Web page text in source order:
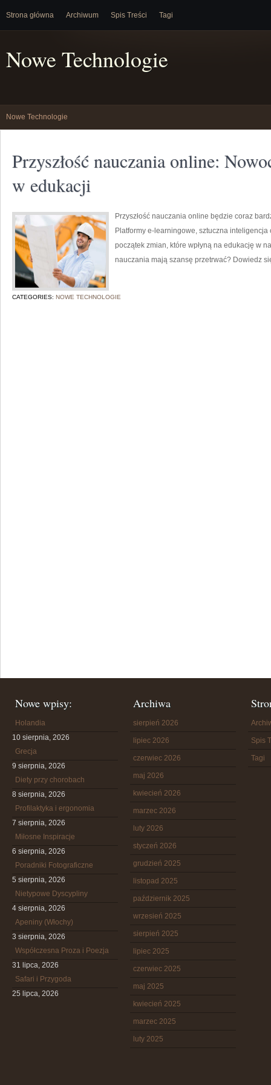
Strona główna Archiwum Spis Treści Tagi
Nowe Technologie
Nowe Technologie
Przyszłość nauczania online:
w edukacji
Przyszłość nauczania online będzie coraz
Platformy e-learningowe, sztuczna
początek zmian, które wpłyną na edukację w
nauczania mają szansę przetrwać? Dowiedz
CATEGORIES: NOWE TECHNOLOGIE
Nowe wpisy:
Holandia
10 sierpnia, 2026
Grecja
9 sierpnia, 2026
Diety przy chorobach
8 sierpnia, 2026
Profilaktyka i ergonomia
7 sierpnia, 2026
Miłosne Inspiracje
6 sierpnia, 2026
Poradniki Fotograficzne
5 sierpnia, 2026
Nietypowe Dyscypliny
4 sierpnia, 2026
Apeniny (Włochy)
3 sierpnia, 2026
Współczesna Proza i Poezja
31 lipca, 2026
Safari i Przygoda
25 lipca, 2026
Archiwa
sierpień 2026
lipiec 2026
czerwiec 2026
maj 2026
kwiecień 2026
marzec 2026
luty 2026
styczeń 2026
grudzień 2025
listopad 2025
październik 2025
wrzesień 2025
sierpień 2025
lipiec 2025
czerwiec 2025
maj 2025
kwiecień 2025
marzec 2025
luty 2025
Spis
Tagi